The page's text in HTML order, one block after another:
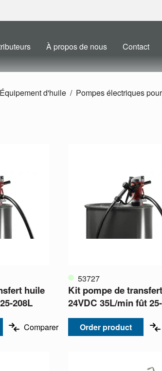
À propos de nous Contact
Équipement d'huile Pompes électriques
huile
208L
Comparer
53727
Kit pompe de
24VDC 35L/min fût
Order product